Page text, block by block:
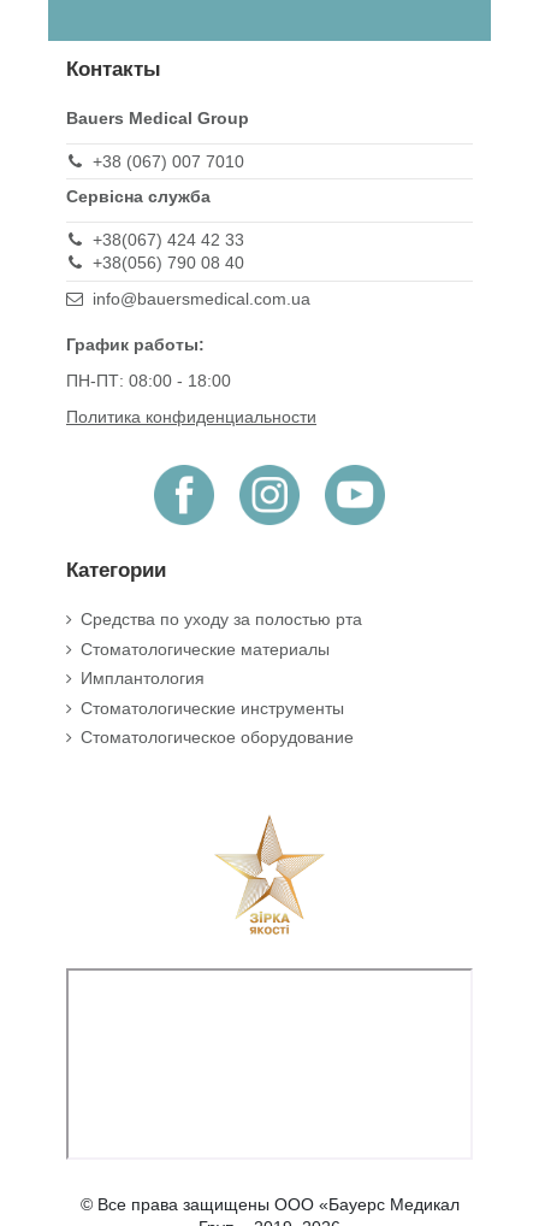
Контакты
Bauers Medical Group
+38 (067) 007 7010
Сервісна служба
+38(067) 424 42 33
+38(056) 790 08 40
info@bauersmedical.com.ua
График работы:
ПН-ПТ: 08:00 - 18:00
Политика конфиденциальности
Категории
Средства по уходу за полостью рта
Стоматологические материалы
Имплантология
Стоматологические инструменты
Стоматологическое оборудование
© Все права защищены ООО «Бауерс Медикал